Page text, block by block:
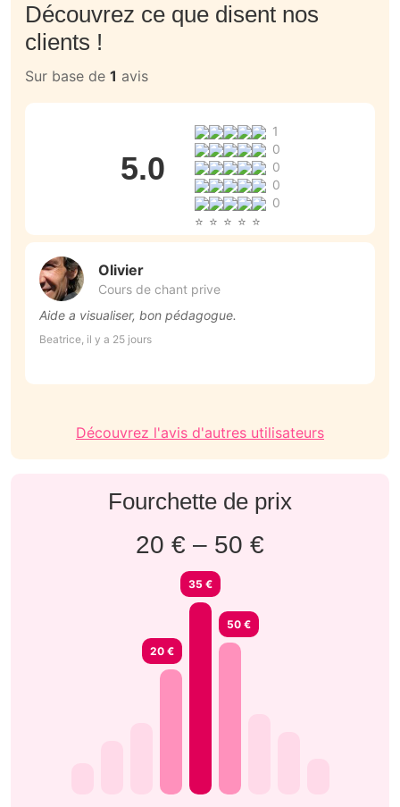
Découvrez ce que disent nos
clients !
Sur base de 1 avis
5.0
1
0
0
0
0
Olivier
Cours de chant prive
Aide a visualiser, bon pédagogue.
Beatrice, il y a 25 jours
Découvrez l'avis d'autres utilisateurs
Fourchette de prix
20 € – 50 €
20 €
35 €
50 €